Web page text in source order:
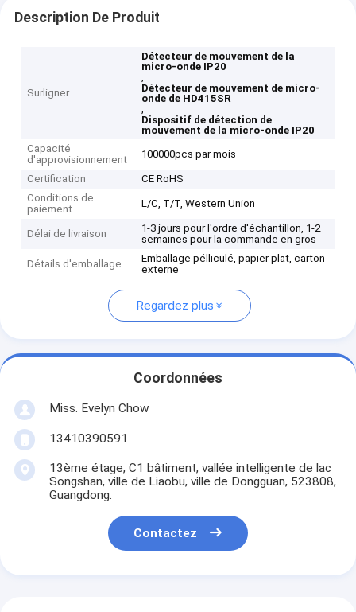
Description De Produit
Surligner
Détecteur de mouvement de la
micro-onde IP20
,
Détecteur de mouvement de micro-
onde de HD415SR
,
Dispositif de détection de
mouvement de la micro-onde IP20
Capacité
d'approvisionnement
100000pcs par mois
Certification
CE RoHS
Conditions de
paiement
L/C, T/T, Western Union
Délai de livraison
1-3 jours pour l'ordre d'échantillon, 1-2
semaines pour la commande en gros
Détails d'emballage
Emballage pélliculé, papier plat, carton
externe
Regardez plus
Coordonnées
Miss. Evelyn Chow
13410390591
13ème étage, C1 bâtiment, vallée intelligente de lac
Songshan, ville de Liaobu, ville de Dongguan, 523808,
Guangdong.
Contactez